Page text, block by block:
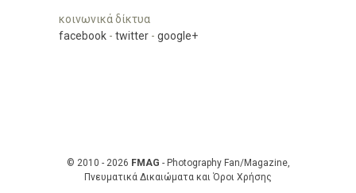
κοινωνικά δίκτυα
facebook - twitter - google+
© 2010 - 2026 FMAG - Photography Fan/Magazine,
Πνευματικά Δικαιώματα και Όροι Χρήσης